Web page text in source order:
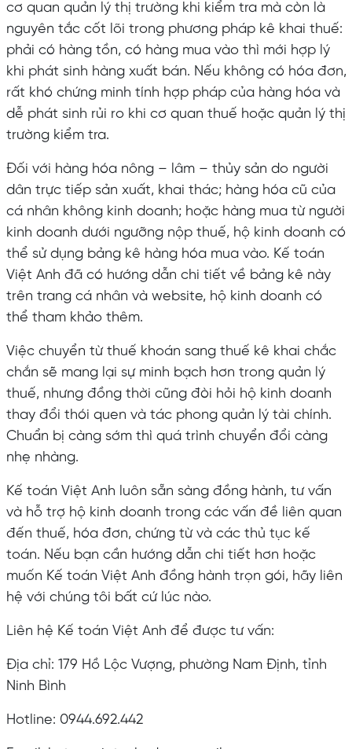
cơ quan quản lý thị trường khi kiểm tra mà còn là
nguyên tắc cốt lõi trong phương pháp kê khai thuế:
phải có hàng tồn, có hàng mua vào thì mới hợp lý
khi phát sinh hàng xuất bán. Nếu không có hóa đơn,
rất khó chứng minh tính hợp pháp của hàng hóa và
dễ phát sinh rủi ro khi cơ quan thuế hoặc quản lý thị
trường kiểm tra.
Đối với hàng hóa nông – lâm – thủy sản do người
dân trực tiếp sản xuất, khai thác; hàng hóa cũ của
cá nhân không kinh doanh; hoặc hàng mua từ người
kinh doanh dưới ngưỡng nộp thuế, hộ kinh doanh có
thể sử dụng bảng kê hàng hóa mua vào. Kế toán
Việt Anh đã có hướng dẫn chi tiết về bảng kê này
trên trang cá nhân và website, hộ kinh doanh có
thể tham khảo thêm.
Việc chuyển từ thuế khoán sang thuế kê khai chắc
chắn sẽ mang lại sự minh bạch hơn trong quản lý
thuế, nhưng đồng thời cũng đòi hỏi hộ kinh doanh
thay đổi thói quen và tác phong quản lý tài chính.
Chuẩn bị càng sớm thì quá trình chuyển đổi càng
nhẹ nhàng.
Kế toán Việt Anh luôn sẵn sàng đồng hành, tư vấn
và hỗ trợ hộ kinh doanh trong các vấn đề liên quan
đến thuế, hóa đơn, chứng từ và các thủ tục kế
toán. Nếu bạn cần hướng dẫn chi tiết hơn hoặc
muốn Kế toán Việt Anh đồng hành trọn gói, hãy liên
hệ với chúng tôi bất cứ lúc nào.
Liên hệ Kế toán Việt Anh để được tư vấn:
Địa chỉ: 179 Hồ Lộc Vượng, phường Nam Định, tỉnh
Ninh Bình
Hotline: 0944.692.442